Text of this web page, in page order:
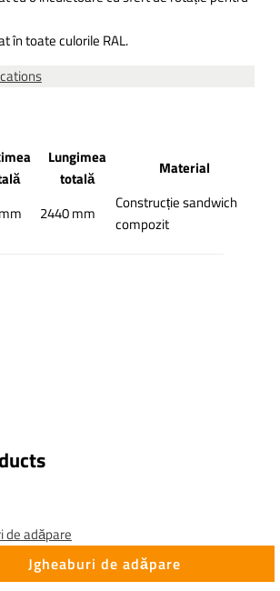
în toate culorile RAL.
Lungimea
totală
Material
2440 mm
Construcție sandwich
compozit
Jgheaburi de adăpare